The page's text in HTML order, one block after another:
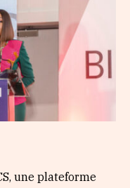
une plateforme